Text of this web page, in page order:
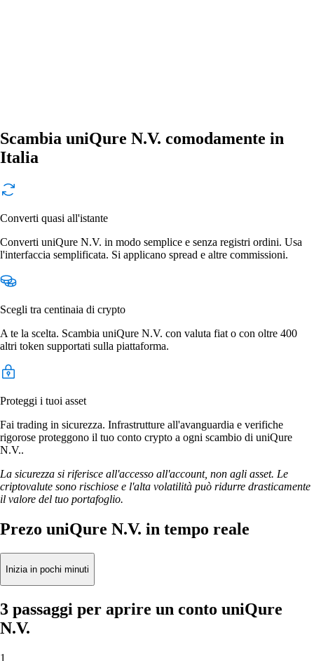
Scambia uniQure N.V. comodamente in
Italia
Converti quasi all'istante
Converti uniQure N.V. in modo semplice e senza registri ordini. Usa
l'interfaccia semplificata. Si applicano spread e altre commissioni.
Scegli tra centinaia di crypto
A te la scelta. Scambia uniQure N.V. con valuta fiat o con oltre 400
altri token supportati sulla piattaforma.
Proteggi i tuoi asset
Fai trading in sicurezza. Infrastrutture all'avanguardia e verifiche
rigorose proteggono il tuo conto crypto a ogni scambio di uniQure
N.V..
La sicurezza si riferisce all'accesso all'account, non agli asset. Le
criptovalute sono rischiose e l'alta volatilità può ridurre drasticamente
il valore del tuo portafoglio.
Prezo uniQure N.V. in tempo reale
Inizia in pochi minuti
3 passaggi per aprire un conto uniQure
N.V.
1